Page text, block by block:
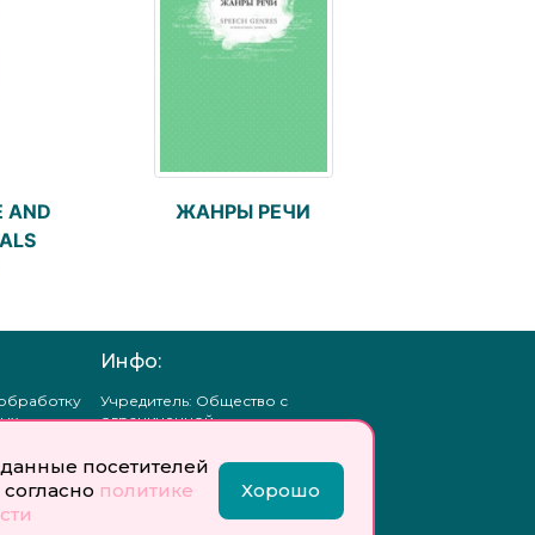
посетителей
политике
Хорошо
AND
ЖАНРЫ РЕЧИ
Инфо:
Учредитель: Общество с
ограниченной
«Профобразование»
Главный редактор: Богатырева